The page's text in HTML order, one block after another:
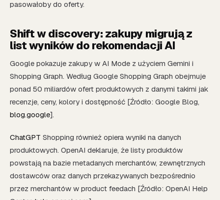
pasowałoby do oferty.
Shift w discovery: zakupy migrują z
list wyników do rekomendacji AI
Google pokazuje zakupy w AI Mode z użyciem Gemini i
Shopping Graph. Według Google Shopping Graph obejmuje
ponad 50 miliardów ofert produktowych z danymi takimi jak
recenzje, ceny, kolory i dostępność [Źródło: Google Blog,
blog.google].
ChatGPT Shopping również opiera wyniki na danych
produktowych. OpenAI deklaruje, że listy produktów
powstają na bazie metadanych merchantów, zewnętrznych
dostawców oraz danych przekazywanych bezpośrednio
przez merchantów w product feedach [Źródło: OpenAI Help